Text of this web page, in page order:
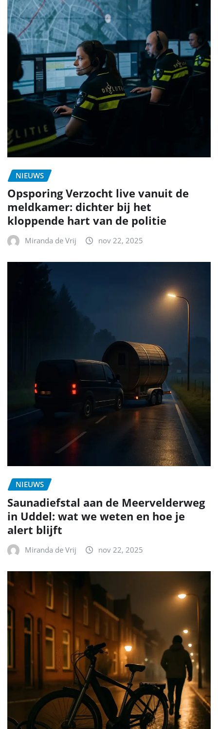
NIEUWS
Opsporing Verzocht live vanuit de
meldkamer: dichter bij het
kloppende hart van de politie
Miranda de Vrij nov 22, 2025
NIEUWS
Saunadiefstal aan de Meervelderweg
in Uddel: wat we weten en hoe je
alert blijft
Miranda de Vrij nov 22, 2025